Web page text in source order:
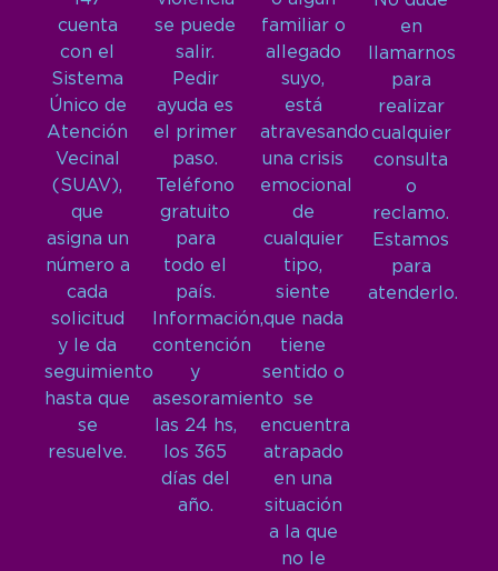
cuenta
con el
Sistema
Único de
Atención
Vecinal
(SUAV),
que
asigna un
número a
cada
solicitud
y le da
seguimiento
hasta que
se
resuelve.
se puede
salir.
Pedir
ayuda es
el primer
paso.
Teléfono
gratuito
para
todo el
país.
Información,
contención
y
asesoramiento
las 24 hs,
los 365
días del
año.
familiar o
allegado
suyo,
está
atravesando
una crisis
emocional
de
cualquier
tipo,
siente
que nada
tiene
sentido o
se
encuentra
atrapado
en una
situación
a la que
no le
en
llamarnos
para
realizar
cualquier
consulta
o
reclamo.
Estamos
para
atenderlo.